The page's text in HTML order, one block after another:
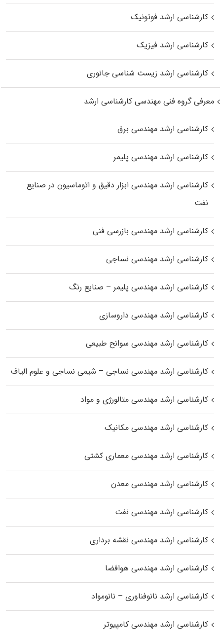
کارشناسی ارشد فوتونیک
کارشناسی ارشد فیزیک
کارشناسی ارشد زیست‌ شناسی جانوری
معرفی گروه فنی مهندسی کارشناسی ارشد
کارشناسی ارشد مهندسی برق
کارشناسی ارشد مهندسی پلیمر
کارشناسی ارشد مهندسی ابزار دقیق و اتوماسیون در صنایع
نفت
کارشناسی ارشد مهندسی بازرسی فنی
کارشناسی ارشد مهندسی نساجی
کارشناسی ارشد مهندسی پلیمر – صنایع رنگ
کارشناسی ارشد مهندسی داروسازی
کارشناسی ارشد مهندسی سوانح طبیعی
کارشناسی ارشد مهندسی نساجی – شیمی نساجی و علوم الیاف
کارشناسی ارشد مهندسی متالورژی و مواد
کارشناسی ارشد مهندسی مکانیک
کارشناسی ارشد مهندسی معماری کشتی
کارشناسی ارشد مهندسی معدن
کارشناسی ارشد مهندسی نفت
کارشناسی ارشد مهندسی نقشه برداری
کارشناسی ارشد مهندسی هوافضا
کارشناسی ارشد نانوفناوری – نانومواد
کارشناسی ارشد مهندسی کامپیوتر